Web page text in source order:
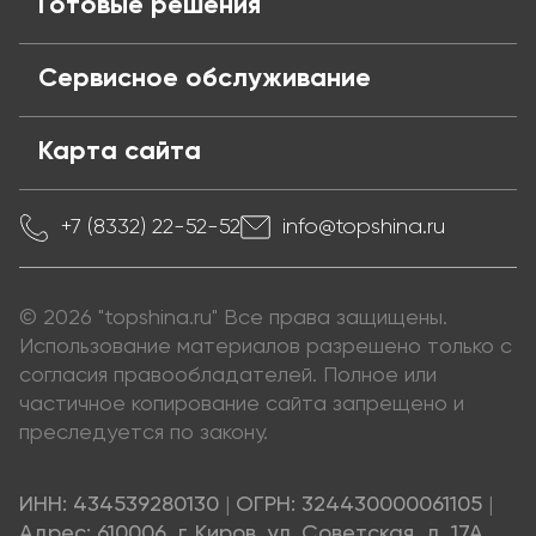
Готовые решения
Сервисное обслуживание
Карта сайта
+7 (8332) 22-52-52 info@topshina.ru
© 2026 "topshina.ru" Все права защищены.
Использование материалов разрешено только с
согласия правообладателей. Полное или
частичное копирование сайта запрещено и
преследуется по закону.
ИНН: 434539280130 ОГРН: 324430000061105